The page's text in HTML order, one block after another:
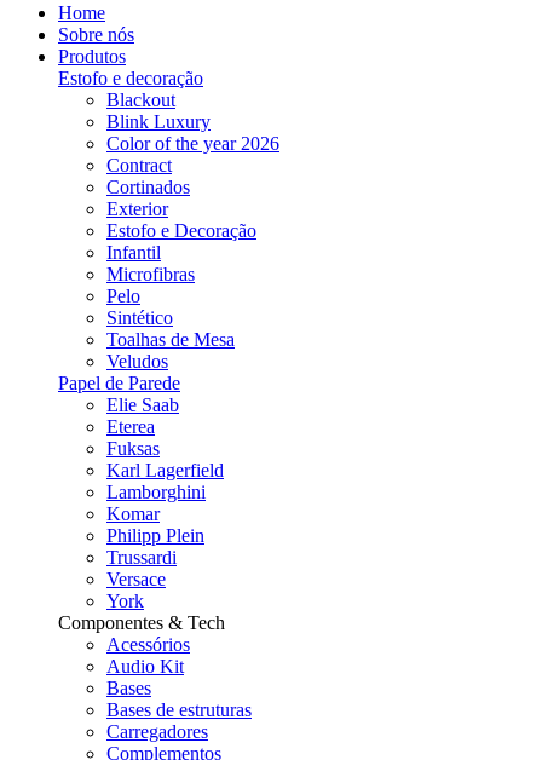
Home
Sobre nós
Produtos
Estofo e decoração
Blackout
Blink Luxury
Color of the year 2026
Contract
Cortinados
Exterior
Estofo e Decoração
Infantil
Microfibras
Pelo
Sintético
Toalhas de Mesa
Veludos
Papel de Parede
Elie Saab
Eterea
Fuksas
Karl Lagerfield
Lamborghini
Komar
Philipp Plein
Trussardi
Versace
York
Componentes & Tech
Acessórios
Audio Kit
Bases
Bases de estruturas
Carregadores
Complementos